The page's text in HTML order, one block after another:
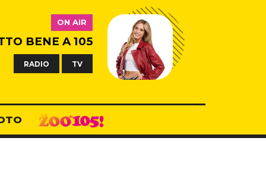
ON AIR
BENE A 105
RADIO TV